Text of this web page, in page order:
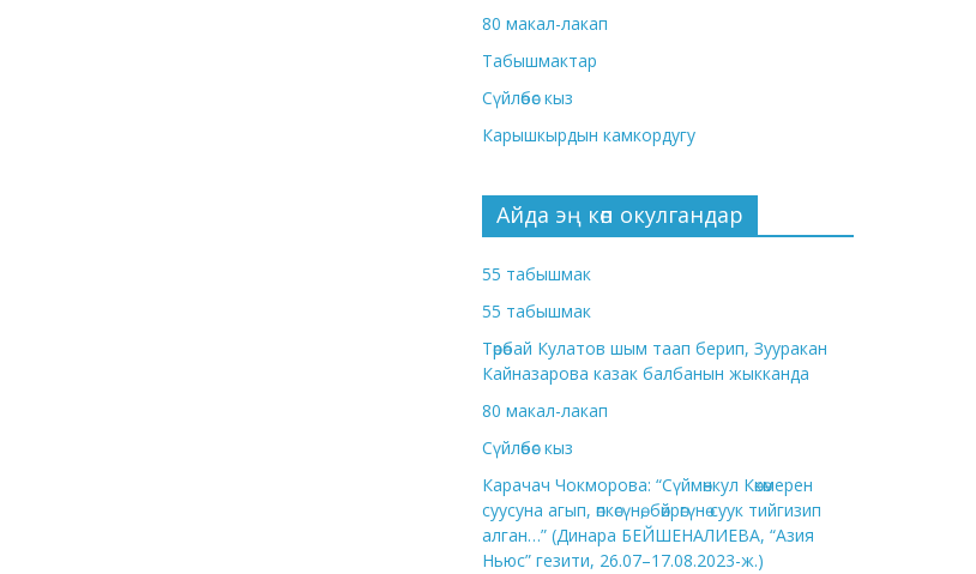
80 макал-лакап
Табышмактар
Сүйлөбөс кыз
Карышкырдын камкордугу
Айда эң көп окулгандар
55 табышмак
55 табышмак
Төрөбай Кулатов шым таап берип, Зууракан
Кайназарова казак балбанын жыкканда
80 макал-лакап
Сүйлөбөс кыз
Карачач Чокморова: “Сүймөнкул Көкөмерен
суусуна агып, өпкөсүнө, бөйрөгүнө суук тийгизип
алган…” (Динара БЕЙШЕНАЛИЕВА, “Азия
Ньюс” гезити, 26.07–17.08.2023-ж.)